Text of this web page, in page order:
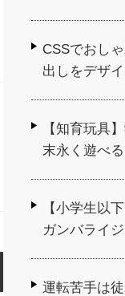
CSSでおし
出しをデザ
【知育玩具
末永く遊べ
【小学生以
ガンバライ
運転苦手は